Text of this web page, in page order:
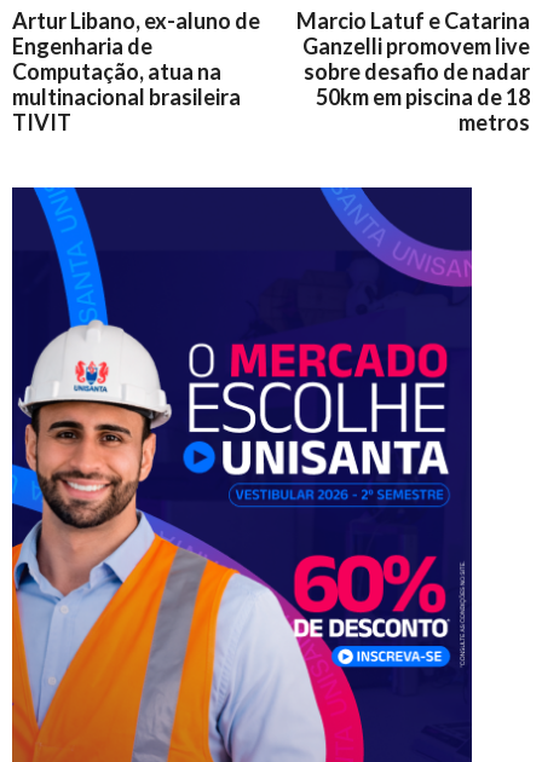
Artur Libano, ex-aluno de
Engenharia de
Computação, atua na
multinacional brasileira
TIVIT
Marcio Latuf e Catarina
Ganzelli promovem live
sobre desafio de nadar
50km em piscina de 18
metros